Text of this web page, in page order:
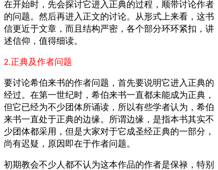
在开始时，先会探讨它进入正典的过程，顺带讨论作者
的问题。然后再进入正文的讨论。从形式上来看，这书
信更近于文章，而且结构严密，各个部分环环紧扣，讲
述信仰，值得细读。
2.正典及作者问题
要讨论希伯来书的作者问题，首先要说明它进入正典的
经过。在第一世纪时，希伯来书一直都未能成为正典，
但它已经为不少团体所诵读，所以有些学者认为，希伯
来书一直处于正典的边缘。所谓边缘，是指本书其实不
少团体都采用，但是大家对于它成圣经正典的一部分，
尚有迟疑，原因即在于作者问题。
初期教会不少人都不认为这本作品的作者是保禄，特别